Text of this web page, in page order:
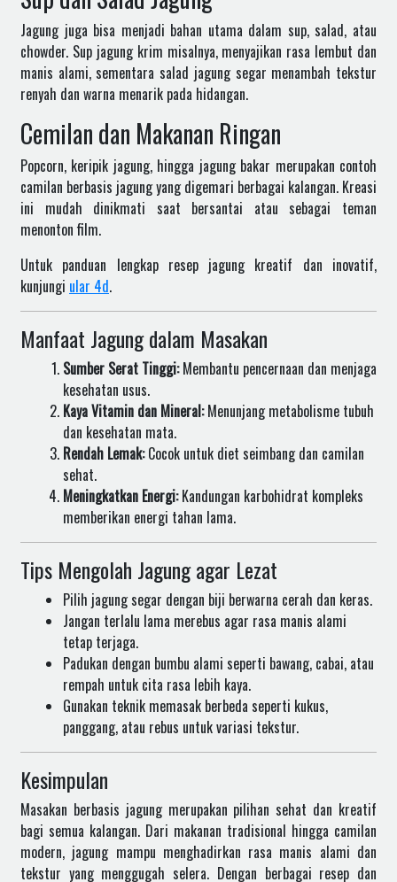
Jagung juga bisa menjadi bahan utama dalam sup, salad, atau
chowder. Sup jagung krim misalnya, menyajikan rasa lembut dan
manis alami, sementara salad jagung segar menambah tekstur
renyah dan warna menarik pada hidangan.
Cemilan dan Makanan Ringan
Popcorn, keripik jagung, hingga jagung bakar merupakan contoh
camilan berbasis jagung yang digemari berbagai kalangan. Kreasi
ini mudah dinikmati saat bersantai atau sebagai teman
menonton film.
Untuk panduan lengkap resep jagung kreatif dan inovatif,
kunjungi ular 4d.
Manfaat Jagung dalam Masakan
Sumber Serat Tinggi:Membantu pencernaan dan menjaga
kesehatan usus.
Kaya Vitamin dan Mineral:Menunjang metabolisme tubuh
dan kesehatan mata.
Rendah Lemak:Cocok untuk diet seimbang dan camilan
sehat.
Meningkatkan Energi:Kandungan karbohidrat kompleks
memberikan energi tahan lama.
Tips Mengolah Jagung agar Lezat
Pilih jagung segar dengan biji berwarna cerah dan keras.
Jangan terlalu lama merebus agar rasa manis alami
tetap terjaga.
Padukan dengan bumbu alami seperti bawang, cabai, atau
rempah untuk cita rasa lebih kaya.
Gunakan teknik memasak berbeda seperti kukus,
panggang, atau rebus untuk variasi tekstur.
Kesimpulan
Masakan berbasis jagung merupakan pilihan sehat dan kreatif
bagi semua kalangan. Dari makanan tradisional hingga camilan
modern, jagung mampu menghadirkan rasa manis alami dan
tekstur yang menggugah selera. Dengan berbagai resep dan